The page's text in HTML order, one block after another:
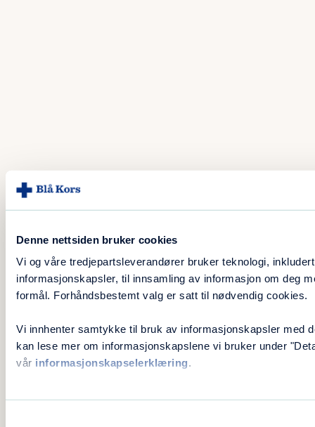
Denne nettsiden bruker cookies
Vi og våre tredjepartsleverandører bruker teknologi, inkludert
informasjonskapsler, til innsamling av informasjon om deg
formål. Forhåndsbestemt valg er satt til nødvendig cookies.
Vi innhenter samtykke til bruk av informasjonskapsler med
kan lese mer om informasjonskapslene vi bruker under
vår informasjonskapselerklæring.
Personvern
Ved å sende inn en søknad til Blå Kors ferier,
samtykker jeg i at Blå Kors ferier behandler
personvernerklæringen og gjeldende regelverk.
Personvernerklæring